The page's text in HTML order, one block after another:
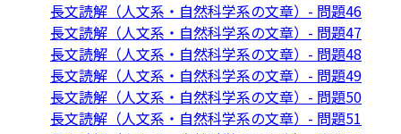
長文読解（人文系・自然科学系の文章）- 問題46
長文読解（人文系・自然科学系の文章）- 問題47
長文読解（人文系・自然科学系の文章）- 問題48
長文読解（人文系・自然科学系の文章）- 問題49
長文読解（人文系・自然科学系の文章）- 問題50
長文読解（人文系・自然科学系の文章）- 問題51